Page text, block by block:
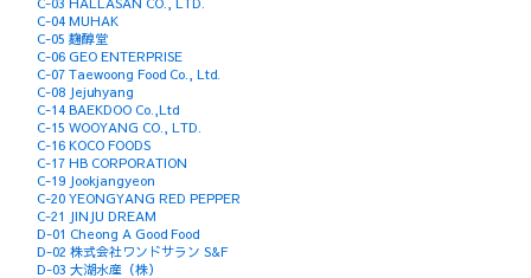
C-04 MUHAK
C-05 麹醇堂
C-06 GEO ENTERPRISE
C-07 Taewoong Food Co., Ltd.
C-08 Jejuhyang
C-14 BAEKDOO Co.,Ltd
C-15 WOOYANG CO., LTD.
C-16 KOCO FOODS
C-17 HB CORPORATION
C-19 Jookjangyeon
C-20 YEONGYANG RED PEPPER
C-21 JINJU DREAM
D-01 Cheong A Good Food
D-02 株式会社ワンドサラン S&F
D-03 大湖水産（株）